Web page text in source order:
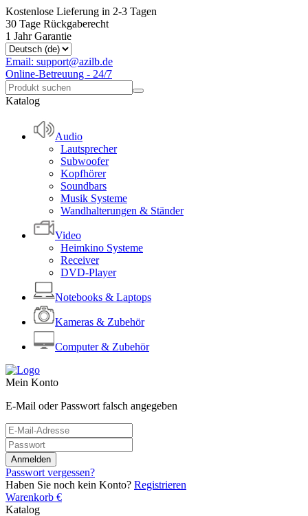
Kostenlose Lieferung in 2-3 Tagen
30 Tage Rückgaberecht
1 Jahr Garantie
Email: support@azilb.de
Online-Betreuung - 24/7
Katalog
Audio
Lautsprecher
Subwoofer
Kopfhörer
Soundbars
Musik Systeme
Wandhalterungen & Ständer
Video
Heimkino Systeme
Receiver
DVD-Player
Notebooks & Laptops
Kameras & Zubehör
Computer & Zubehör
Mein Konto
E-Mail oder Passwort falsch angegeben
Passwort vergessen?
Haben Sie noch kein Konto? Registrieren
Warenkorb €
Katalog